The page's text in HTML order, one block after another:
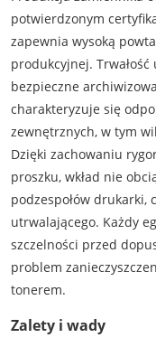
potwierdzonym
zapewnia wysoką
produkcyjnej.
bezpieczne
charakteryzuje się
zewnętrznych, w tym
Dzięki zachowaniu
proszku, wkład nie
podzespołów drukarki,
utrwalającego. Każdy
szczelności przed
problem
tonerem.
Zalety i wady